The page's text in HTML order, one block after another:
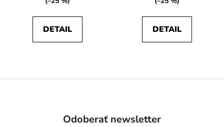
DETAIL DETAIL
Odoberať newsletter